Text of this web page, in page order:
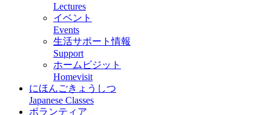
Lectures
イベント
Events
生活サポート情報
Support
ホームビジット
Homevisit
にほんごきょうしつ
Japanese Classes
ボランティア